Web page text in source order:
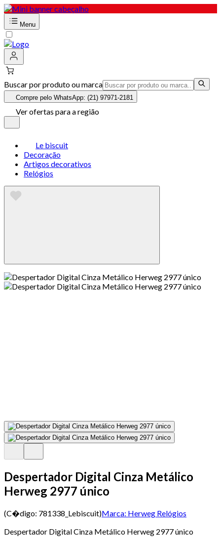
Menu
Buscar por produto ou marca
Compre pelo WhatsApp: (21) 97971-2181
Ver ofertas para a região
Le biscuit
Decoração
Artigos decorativos
Relógios
Despertador Digital Cinza Metálico
Herweg 2977 único
(C�digo: 781338_Lebiscuit)Marca: Herweg Relógios
Despertador Digital Cinza Metálico Herweg 2977 único